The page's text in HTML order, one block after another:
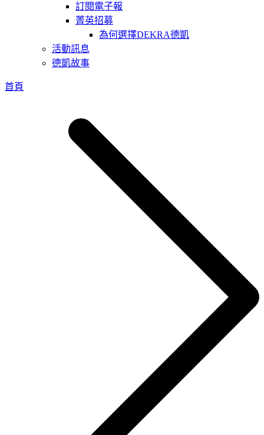
訂閱電子報
菁英招募
為何選擇DEKRA德凱
活動訊息
德凱故事
首頁